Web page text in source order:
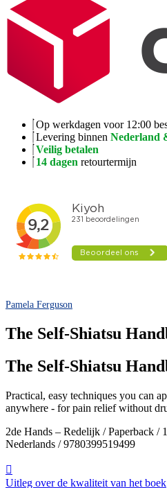
Op werkdagen voor 12:00
Levering binnen Nederland
Veilig betalen
14 dagen retourtermijn
Pamela Ferguson
The Self-Shiatsu
The Self-Shiatsu
Practical, easy techniques you can
anywhere - for pain relief without
2de Hands – Redelijk / Paperback /
Nederlands / 9780399519499
Uitleg over de kwaliteit van het boek